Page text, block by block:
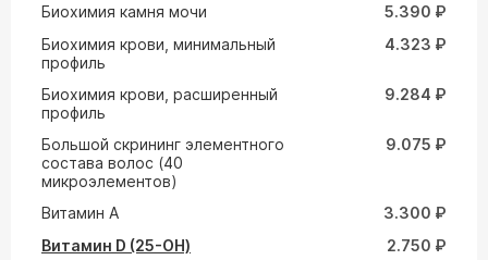
Биохимия камня мочи
5.390 ₽
Биохимия крови, минимальный
профиль
4.323 ₽
Биохимия крови, расширенный
профиль
9.284 ₽
Большой скрининг элементного
состава волос (40
микроэлементов)
9.075 ₽
Витамин A
3.300 ₽
Витамин D (25-ОН)
2.750 ₽